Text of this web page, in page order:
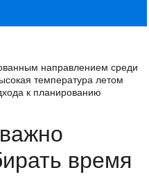
направлением среди
температура летом
к планированию
время